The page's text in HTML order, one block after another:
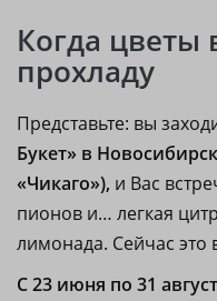
Когда цветы
прохладу
Представьте: вы
Букет» в
«Чикаго»), и Вас
пионов и… легкая
лимонада. Сейчас это
С 23 июня по 31